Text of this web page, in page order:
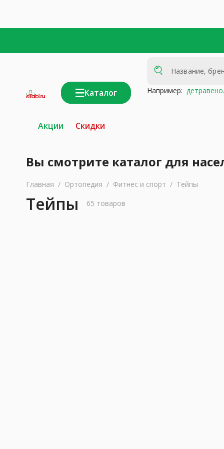
Каталог Например:
Акции Скидки
Вы смотрите каталог для
Главная / Ортопедия / Фитнес и спорт / Тейпы
Тейпы 65 товаров